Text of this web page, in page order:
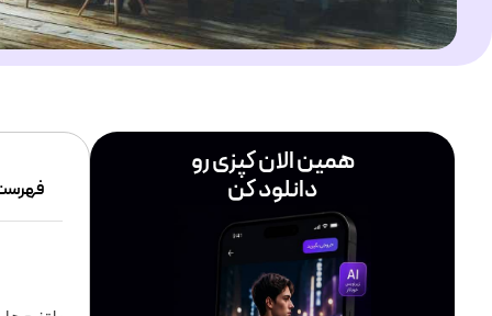
همین الان کپزی رو
دانلود کن